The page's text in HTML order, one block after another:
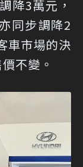
降3萬元，
同步調降2
車市場的決
不變。